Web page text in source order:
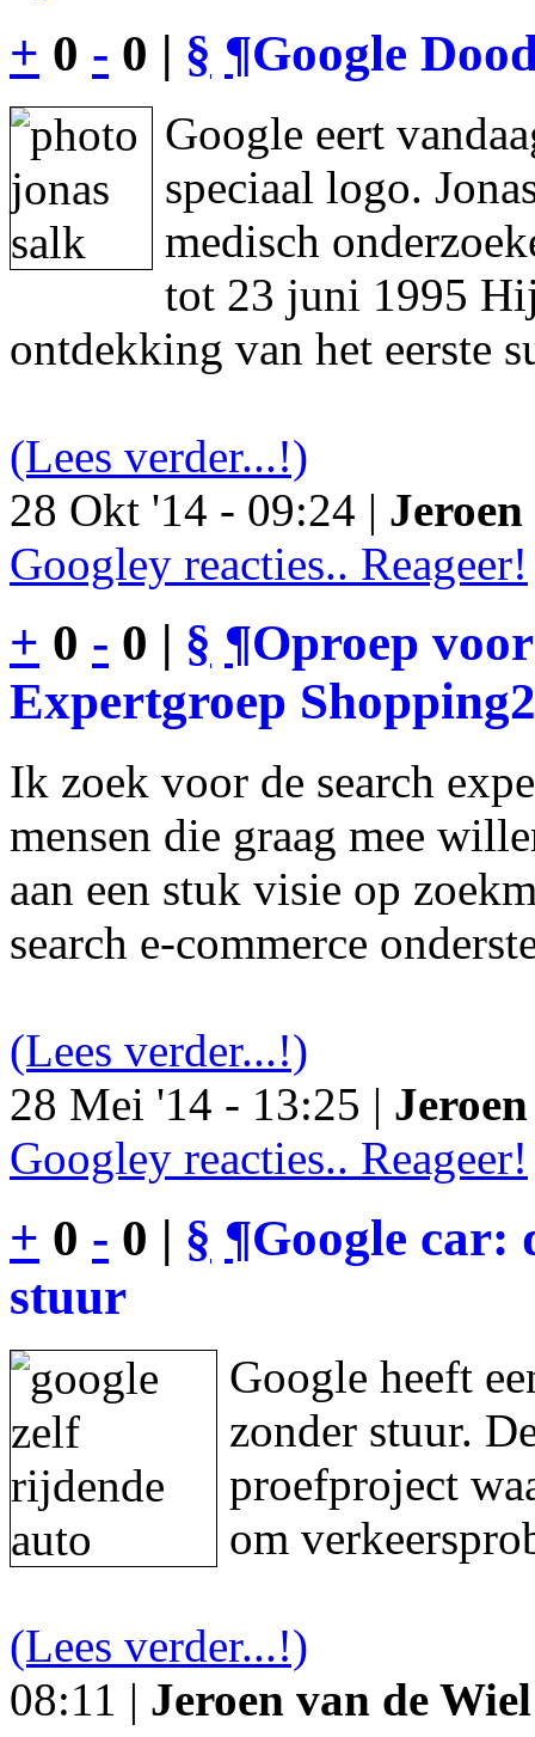
+ 0 - 0 | § ¶Google
Google eert
speciaal logo.
medisch
tot 23 juni 1995
ontdekking van het eerste
(Lees verder...!)
28 Okt '14 - 09:24 |
Googley reacties.. Reageer!
+ 0 - 0 | § ¶Oproep
Expertgroep
Ik zoek voor de search
mensen die graag mee
aan een stuk visie op
search e-commerce
(Lees verder...!)
28 Mei '14 - 13:25 |
Googley reacties.. Reageer!
+ 0 - 0 | § ¶Google car:
stuur
Google heeft
zonder stuur.
proefproject
om
(Lees verder...!)
08:11 | Jeroen van de Wiel